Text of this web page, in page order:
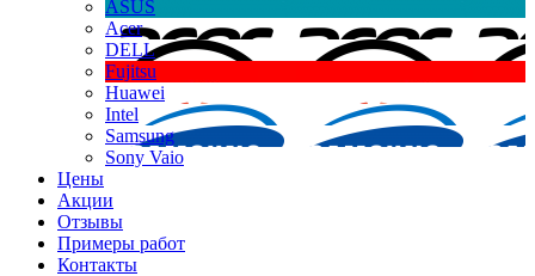
ASUS
Acer
DELL
Fujitsu
Huawei
Intel
Samsung
Sony Vaio
Цены
Акции
Отзывы
Примеры работ
Контакты